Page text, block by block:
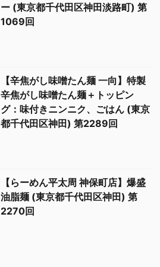
ー (東京都千代田区神田淡路町) 第
1069回
【辛焦がし味噌たん麺 一向】特製
辛焦がし味噌たん麺＋トッピン
グ：味付きニンニク、ごはん (東京
都千代田区神田) 第2289回
【らーめん平太周 神保町店】爆盛
油脂麺 (東京都千代田区神田) 第
2270回